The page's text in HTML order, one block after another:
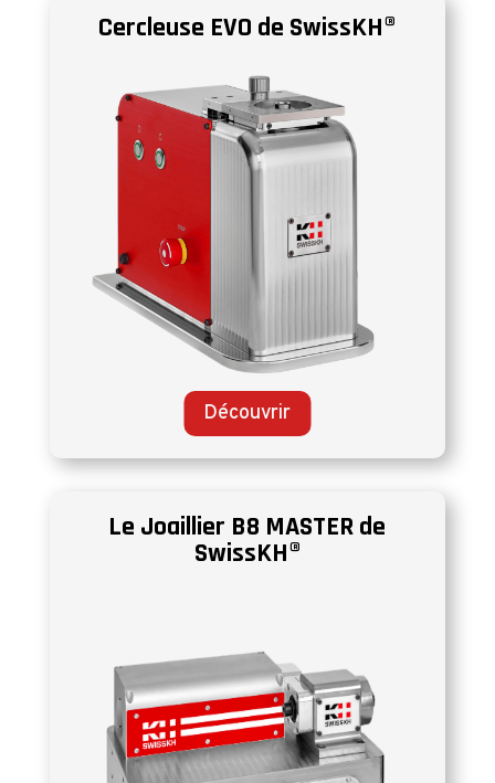
Cercleuse EVO de SwissKH®
Découvrir
Le Joaillier B8 MASTER de
SwissKH®